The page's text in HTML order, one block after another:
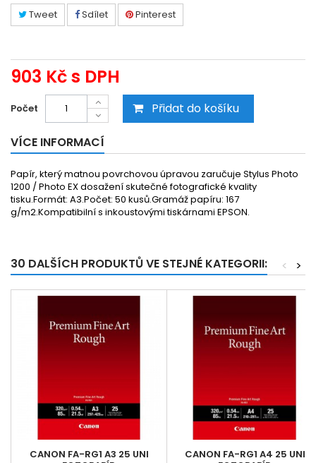
Tweet Sdílet Pinterest
903 Kčs DPH
Počet Přidat do košíku
VÍCE INFORMACÍ
Papír, který matnou povrchovou úpravou zaručuje Stylus Photo
1200 / Photo EX dosažení skutečné fotografické kvality
tisku.Formát: A3.Počet: 50 kusů.Gramáž papíru: 167
g/m2.Kompatibilní s inkoustovými tiskárnami EPSON.
30 DALŠÍCH PRODUKTŮ VE STEJNÉ KATEGORII: >
<
CANON FA-RG1 A3 25 UNI
CANON FA-RG1 A4 25 UNI